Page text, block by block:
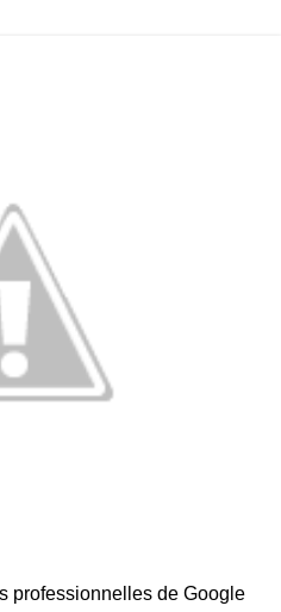
professionnelles de Google